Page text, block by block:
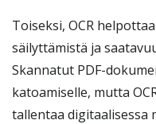
Toiseksi, OCR
säilyttämistä ja
Skannatut PDF-
katoamiselle, mutta
tallentaa digitaalisessa